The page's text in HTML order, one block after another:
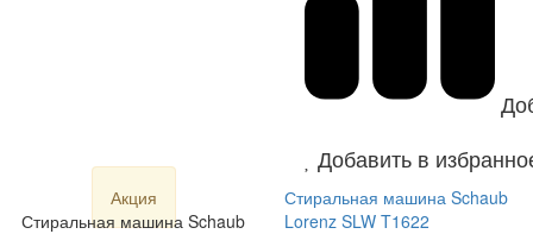
Добавить в
Акция
Стиральная машина Schaub
Стиральная машина Schaub
Lorenz SLW T1622